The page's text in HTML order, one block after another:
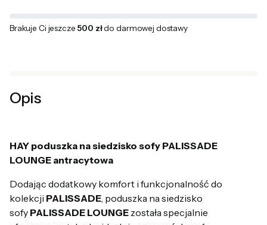
Brakuje Ci jeszcze 500 złdo darmowej dostawy
Opis
HAY poduszka na siedzisko sofy PALISSADE
LOUNGE antracytowa
Dodając dodatkowy komfort i funkcjonalność do
kolekcji PALISSADE , poduszka na siedzisko
sofy PALISSADE LOUNGE została specjalnie